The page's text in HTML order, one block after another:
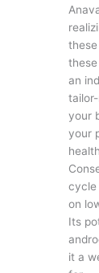
an
your
your
cycle
on
Its
it a